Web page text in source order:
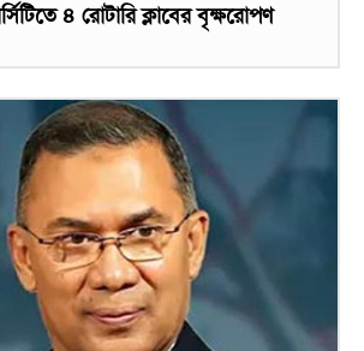
৪ রোটারি ক্লাবের বৃক্ষরোপণ